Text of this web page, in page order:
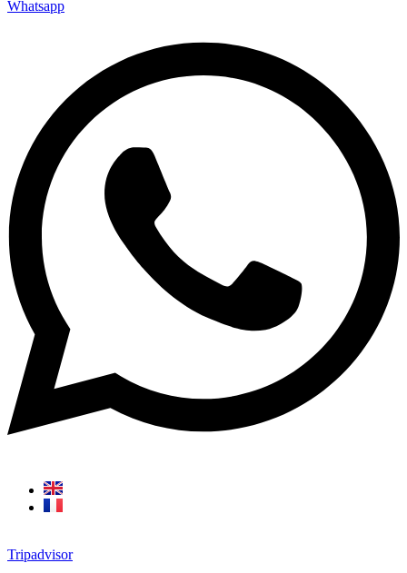
Whatsapp
Tripadvisor